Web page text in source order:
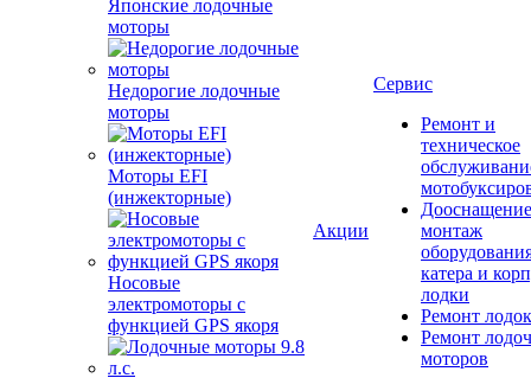
Японские лодочные
моторы
Недорогие лодочные
моторы
Моторы EFI
(инжекторные)
Носовые
электромоторы с
функцией GPS якоря
Акции
Сервис
Ремонт и
техническое
монтаж
катера и
лодки
Ремонт
Ремонт
моторов